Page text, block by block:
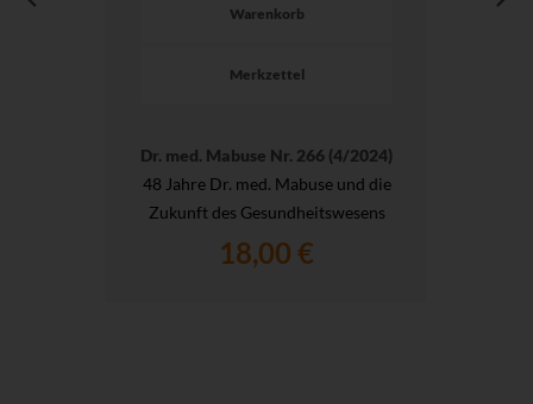
Warenkorb
Merkzettel
Dr. med. Mabuse Nr. 266 (4/2024)
48 Jahre Dr. med. Mabuse und die
Zukunft des Gesundheitswesens
18,00 €